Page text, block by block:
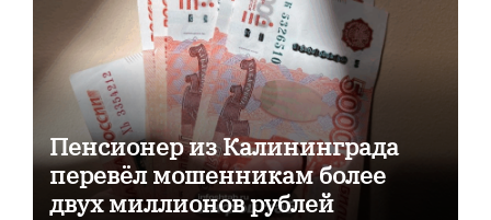
Пенсионер из Калининграда
перевёл мошенникам более
двух миллионов рублей